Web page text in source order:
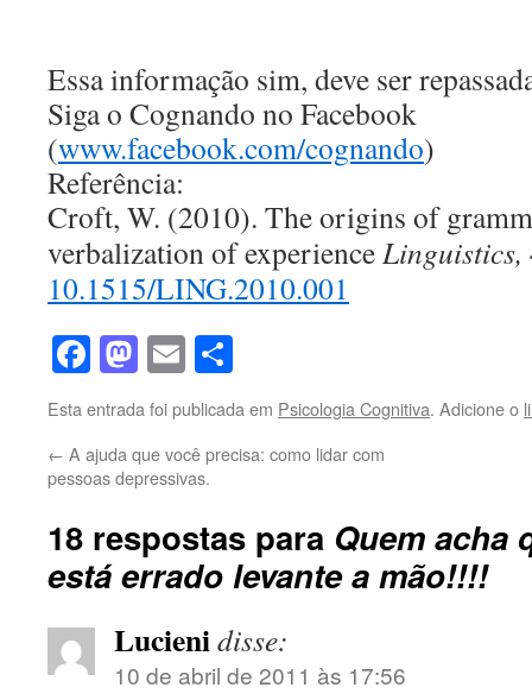
Essa informação sim, deve ser
Siga o Cognando no Facebook
(www.facebook.com/cognando)
Referência:
Croft, W. (2010). The origins of
verbalization of experienceLinguistics,
10.1515/LING.2010.001
Facebook
Mastodon
Email
Esta entrada foi publicada em Psicologia Cognitiva. Adicione o
← A ajuda que você precisa: como lidar com
pessoas depressivas.
18 respostas para Quem acha
está errado levante a mão!!!!
Lucienidisse:
10 de abril de 2011 às 17:56